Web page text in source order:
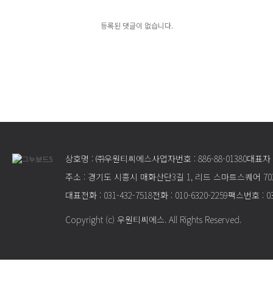
등록된 댓글이 없습니다.
상호명 : ㈜우원티씨에스사업자번호 : 886-88-01380대표
주소 : 경기도 시흥시 매화산단3길 1, 리드 스마트스퀘어
대표전화 : 031-432-7518전화 : 010-6320-2259팩스번호 :
Copyright (c) 우원티씨에스. All Rights Reserved.